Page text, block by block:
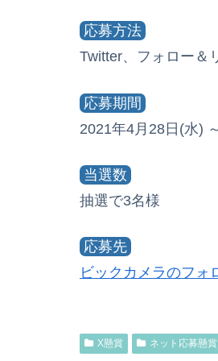
応募方法
Twitter、フォロー＆
応募期間
2021年4月28日(水)
当選数
抽選で3名様
応募先
ビックカメラのフォ
X懸賞 ネット応募懸賞